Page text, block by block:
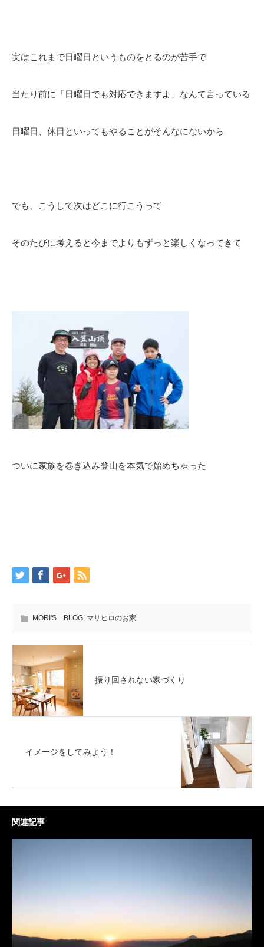
実はこれまで日曜日というものをとるのが苦手で
当たり前に「日曜日でも対応できますよ」なんて言っている
日曜日、休日といってもやることがそんなにないから
でも、こうして次はどこに行こうって
そのたびに考えると今までよりもずっと楽しくなってきて
ついに家族を巻き込み登山を本気で始めちゃった
MORI'S BLOG, マサヒロのお家
振り回されない家づくり
イメージをしてみよう！
関連記事